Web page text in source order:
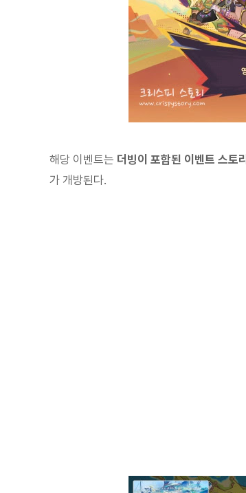
해당 이벤트는 더빙이 포함된 이벤트 스토리
가 개방된다.